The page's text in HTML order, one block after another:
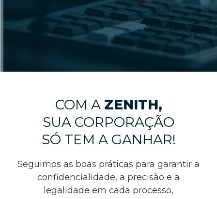
COM A ZENITH,
SUA CORPORAÇÃO
SÓ TEM A GANHAR!
Seguimos as boas práticas para garantir a
confidencialidade, a precisão e a
legalidade em cada processo,